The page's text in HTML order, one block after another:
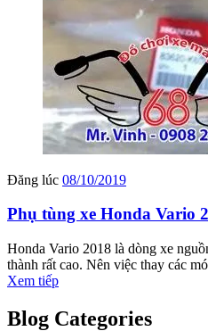
Đăng lúc 08/10/2019
Phụ tùng xe Honda Vario
Honda Vario 2018 là dòng xe
thành rất cao. Nên việc thay các
Xem tiếp
Blog Categories